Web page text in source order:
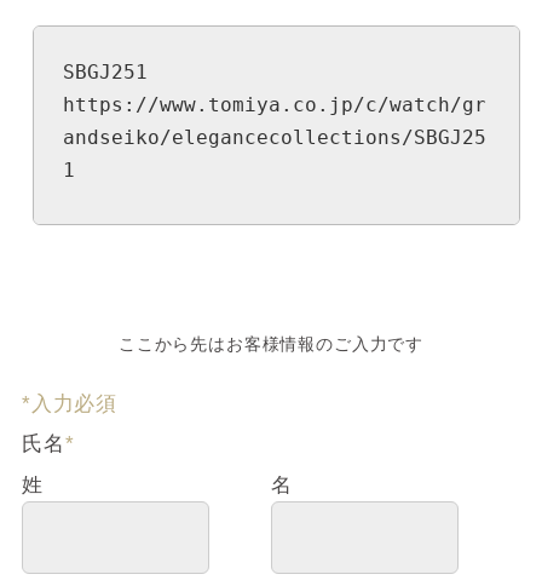
ここから先はお客様情報のご入力です
*入力必須
氏名*
姓
名